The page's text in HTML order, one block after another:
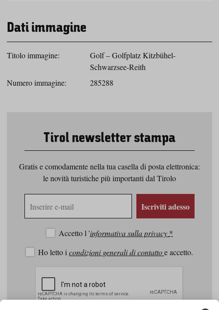
Dati immagine
Titolo immagine:
Golf – Golfplatz Kitzbühel-
Schwarzsee-Reith
Numero immagine:
285288
Tirol newsletter stampa
Gratis e comodamente nella tua casella di posta elettronica:
le novità turistiche più importanti dal Tirolo
Iscriviti adesso
Accetto l 'informativa sulla privacy *
Ho letto i condizioni generali di contattoe accetto.